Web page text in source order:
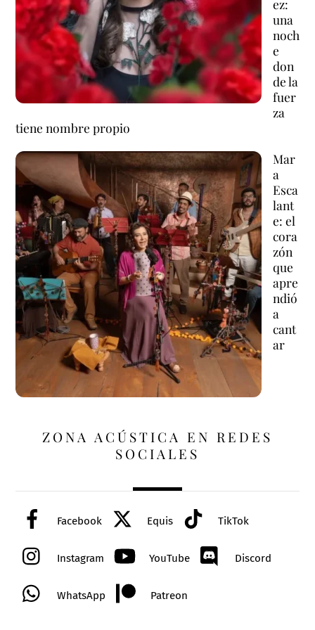
ez:
una
noch
e
don
de la
fuer
za
tiene nombre propio
Mar
a
Esca
lant
e: el
cora
zón
que
apre
ndió
a
cant
ar
ZONA ACÚSTICA EN REDES
SOCIALES
Facebook Equis TikTok
Instagram YouTube Discord
WhatsApp Patreon